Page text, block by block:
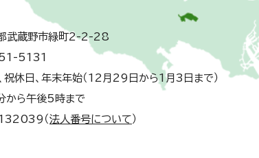
蔵野市緑町2-2-28
51-5131
祝休日、年末年始（12月29日から1月3日まで）
から午後5時まで
（ 法人番号について ）